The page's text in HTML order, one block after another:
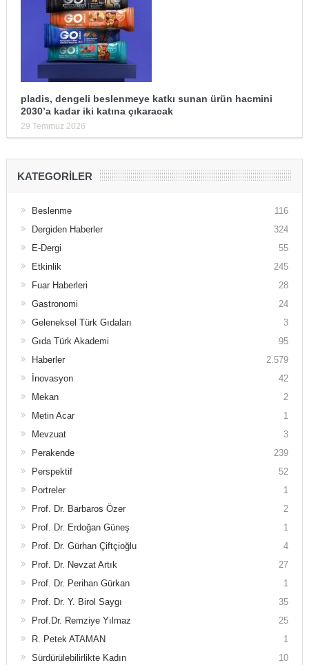
pladis, dengeli beslenmeye katkı sunan ürün hacmini
2030’a kadar iki katına çıkaracak
29 Temmuz 2026
KATEGORILER
Beslenme
116
Dergiden Haberler
324
E-Dergi
55
Etkinlik
245
Fuar Haberleri
28
Gastronomi
24
Geleneksel Türk Gıdaları
3
Gıda Türk Akademi
95
Haberler
2.579
İnovasyon
42
Mekan
2
Metin Acar
1
Mevzuat
3
Perakende
239
Perspektif
52
Portreler
1
Prof. Dr. Barbaros Özer
2
Prof. Dr. Erdoğan Güneş
1
Prof. Dr. Gürhan Çiftçioğlu
4
Prof. Dr. Nevzat Artık
27
Prof. Dr. Perihan Gürkan
1
Prof. Dr. Y. Birol Saygı
35
Prof.Dr. Remziye Yılmaz
25
R. Petek ATAMAN
1
Sürdürülebilirlikte Kadın
10